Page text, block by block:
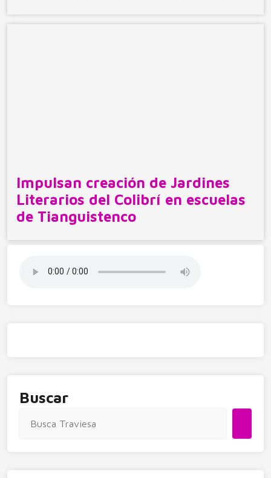
Impulsan creación de Jardines
Literarios del Colibrí en escuelas
de Tianguistenco
Buscar